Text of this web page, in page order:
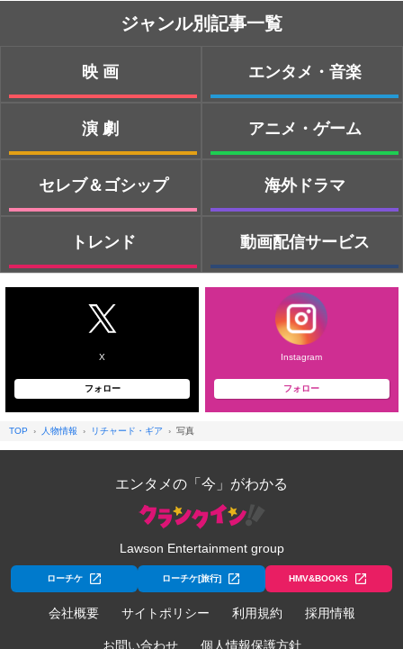
ジャンル別記事一覧
映画
演劇
セレブ＆ゴシップ
トレンド
エンタメ・音楽
アニメ・ゲーム
海外ドラマ
動画配信サービス
X
フォロー
Instagram
フォロー
TOP 人物情報 リチャード・ギア 写真
エンタメの「今」がわかる
Lawson Entertainment group
ローチケ ローチケ[旅行] HMV&BOOKS
会社概要 サイトポリシー 利用規約 採用情報
お問い合わせ 個人情報保護方針